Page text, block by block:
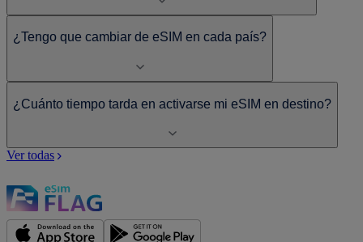
¿Tengo que cambiar de eSIM en cada país?
¿Cuánto tiempo tarda en activarse mi eSIM en destino?
Ver todas